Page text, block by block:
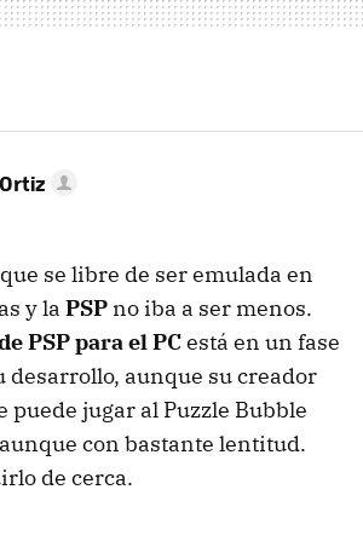
se libre de ser emulada en
y la PSP no iba a ser menos.
PSP para el PCestá en un fase
desarrollo, aunque su creador
puede jugar al Puzzle Bubble
con bastante lentitud.
de cerca.